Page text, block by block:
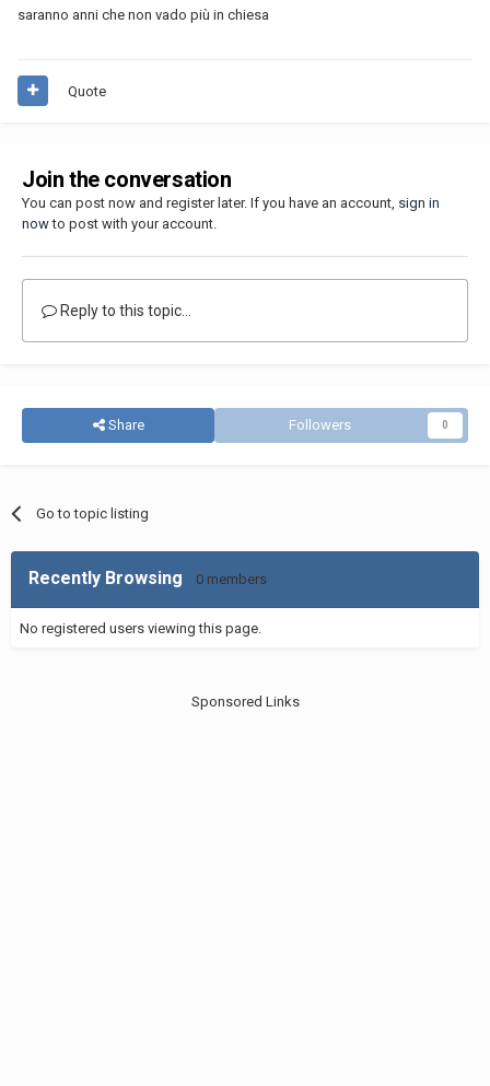
saranno anni che non vado più in chiesa
Quote
Join the conversation
You can post now and register later. If you have an account, sign in
nowto post with your account.
Reply to this topic...
Share Followers 0
Go to topic listing
Recently Browsing 0 members
No registered users viewing this page.
Sponsored Links